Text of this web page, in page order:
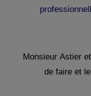
Monsieur Astier
de faire et